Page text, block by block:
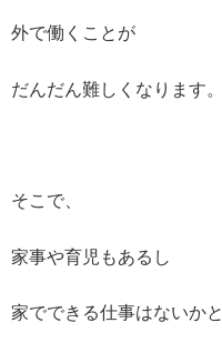
外で働くことが
だんだん難しくなります。
そこで、
家事や育児もあるし
家でできる仕事はないかと